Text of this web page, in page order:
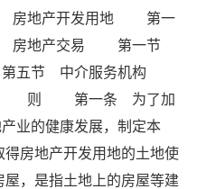
地产开发用地 第一
房地产交易 第一节
五节 中介服务机构
则 第一条 为了加
业的健康发展，制定本
房地产开发用地的土地使
，是指土地上的房屋等建